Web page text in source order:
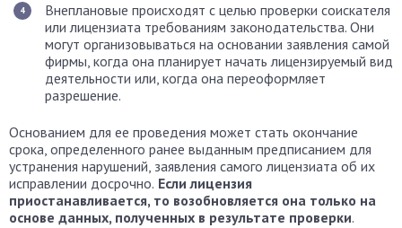
Внеплановые происходят с целью проверки соискателя
или лицензиата требованиям законодательства. Они
могут организовываться на основании заявления самой
фирмы, когда она планирует начать лицензируемый вид
деятельности или, когда она переоформляет
разрешение.
Основанием для ее проведения может стать окончание
срока, определенного ранее выданным предписанием для
устранения нарушений, заявления самого лицензиата об их
исправлении досрочно. Если лицензия
приостанавливается, то возобновляется она только на
основе данных, полученных в результате проверки.